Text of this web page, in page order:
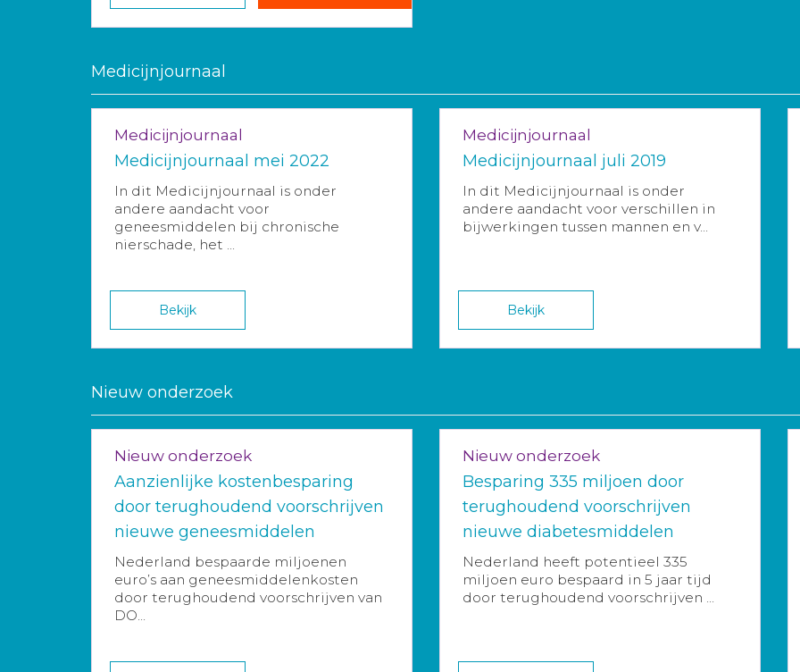
Medicijnjournaal
Medicijnjournaal
Medicijnjournaal mei 2022
In dit Medicijnjournaal is onder
andere aandacht voor
geneesmiddelen bij chronische
nierschade, het ...
Bekijk
Medicijnjournaal
Medicijnjournaal juli 2019
In dit Medicijnjournaal is onder
andere aandacht voor verschillen in
bijwerkingen tussen mannen en v...
Bekijk
Nieuw onderzoek
Nieuw onderzoek
Aanzienlijke kostenbesparing
door terughoudend voorschrijven
nieuwe geneesmiddelen
Nederland bespaarde miljoenen
euro’s aan geneesmiddelenkosten
door terughoudend voorschrijven van
DO...
Nieuw onderzoek
Besparing 335 miljoen door
terughoudend voorschrijven
nieuwe diabetesmiddelen
Nederland heeft potentieel 335
miljoen euro bespaard in 5 jaar tijd
door terughoudend voorschrijven ...